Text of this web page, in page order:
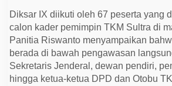
Diksar IX diikuti oleh 67 peserta yang
calon kader pemimpin TKM Sultra di
Panitia Riswanto menyampaikan
berada di bawah pengawasan
Sekretaris Jenderal, dewan pendiri,
hingga ketua-ketua DPD dan Otobu